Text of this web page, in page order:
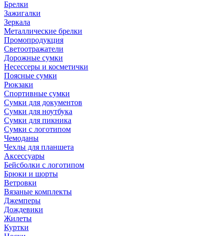
Брелки
Зажигалки
Зеркала
Металлические брелки
Промопродукция
Светоотражатели
Дорожные сумки
Несессеры и косметички
Поясные сумки
Рюкзаки
Спортивные сумки
Сумки для документов
Сумки для ноутбука
Сумки для пикника
Сумки с логотипом
Чемоданы
Чехлы для планшета
Аксессуары
Бейсболки с логотипом
Брюки и шорты
Ветровки
Вязаные комплекты
Джемперы
Дождевики
Жилеты
Куртки